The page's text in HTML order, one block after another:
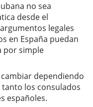
no sea
desde el
legales
en España puedan
por simple
dependiendo
los consulados
españoles.